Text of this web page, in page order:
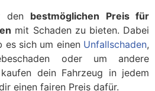
den bestmöglichen Preis für
mit Schaden zu bieten. Dabei
es sich um einen Unfallschaden,
oder um andere
dein Fahrzeug in jedem
einen fairen Preis dafür.